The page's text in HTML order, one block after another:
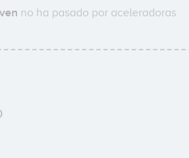
no ha pasado por aceleradoras